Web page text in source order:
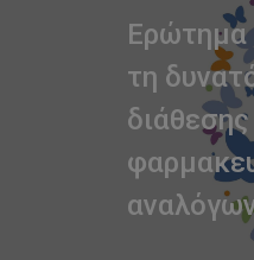
Ερώτημα
τη